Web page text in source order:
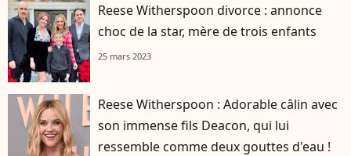
Reese Witherspoon divorce : annonce
choc de la star, mère de trois enfants
25 mars 2023
Reese Witherspoon : Adorable câlin avec
son immense fils Deacon, qui lui
ressemble comme deux gouttes d'eau !